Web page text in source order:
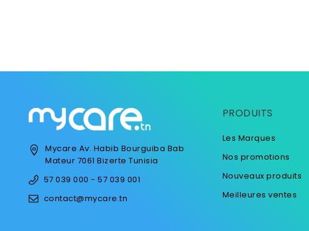
Mycare Av. Habib Bourguiba Bab
Mateur 7061 Bizerte Tunisia
57 039 000 - 57 039 001
contact@mycare.tn
PRODUITS
Les Marques
Nos promotions
Nouveaux produits
Meilleures ventes